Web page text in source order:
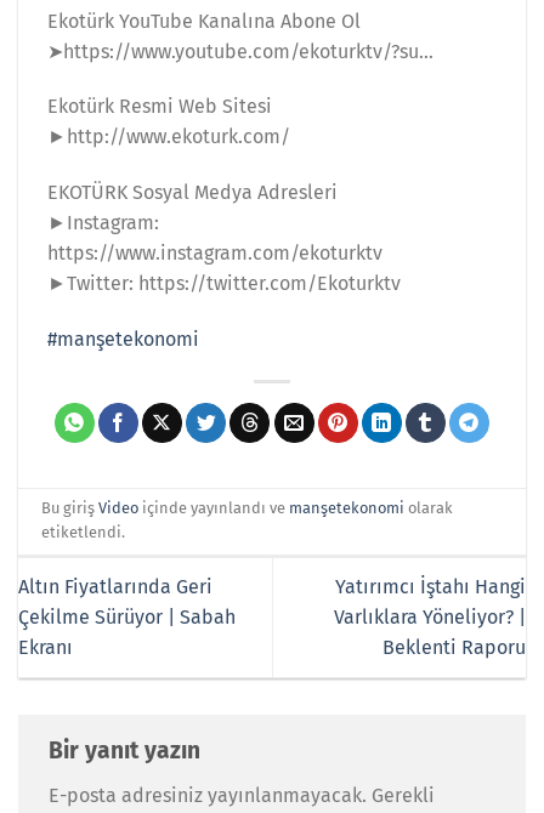
Ekotürk YouTube Kanalına Abone Ol
➤https://www.youtube.com/ekoturktv/?su…
Ekotürk Resmi Web Sitesi
►http://www.ekoturk.com/
EKOTÜRK Sosyal Medya Adresleri
►Instagram:
https://www.instagram.com/ekoturktv
►Twitter: https://twitter.com/Ekoturktv
#manşetekonomi
Bu girişVideo içinde yayınlandı ve manşetekonomi olarak
etiketlendi.
Altın Fiyatlarında Geri
Çekilme Sürüyor | Sabah
Ekranı
Yatırımcı İştahı Hangi
Varlıklara Yöneliyor? |
Beklenti Raporu
Bir yanıt yazın
E-posta adresiniz yayınlanmayacak. Gerekli